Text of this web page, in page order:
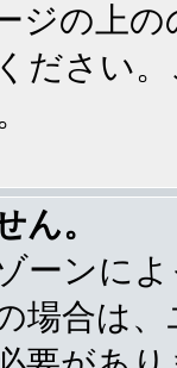
ジの上
ださい
ん。
ーンに
場合は